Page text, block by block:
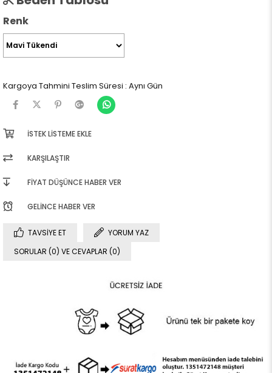
Renk
Kargoya Tahmini Teslim Süresi : Aynı Gün
İSTEK LISTEME EKLE
KARŞILAŞTIR
FIYAT DÜŞÜNCE HABER VER
GELINCE HABER VER
TAVSIYE ET
YORUM YAZ
SORULAR (0) VE CEVAPLAR (0)